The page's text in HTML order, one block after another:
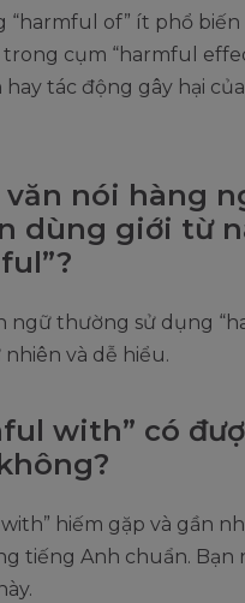
“harmful of” ít phổ
cụm “harmful
hay tác động gây hại
nói hàng
dùng giới từ
ngữ thường sử dụng
và dễ hiểu.
with” có
hiếm gặp và gần
tiếng Anh chuẩn. Bạn